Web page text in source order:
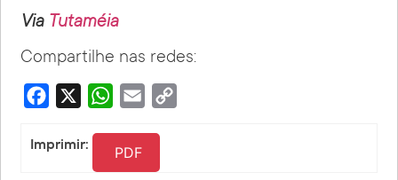
Via Tutaméia
Compartilhe nas redes:
Facebook WhatsApp
Email
Imprimir: PDF